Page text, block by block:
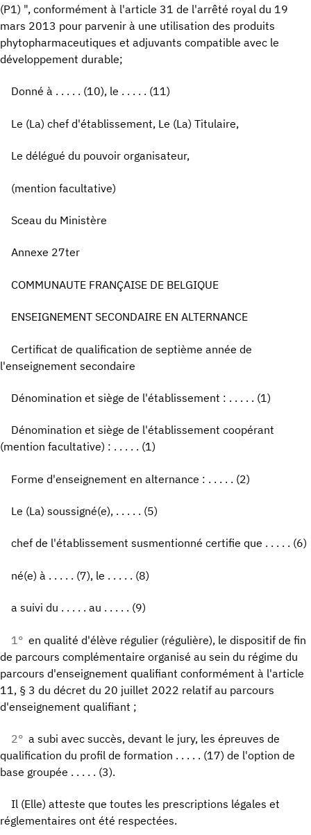
(P1) ", conformément à l'article 31 de l'arrêté royal du 19
mars 2013 pour parvenir à une utilisation des produits
phytopharmaceutiques et adjuvants compatible avec le
développement durable;
Donné à . . . . . (10), le . . . . . (11)
Le (La) chef d'établissement, Le (La) Titulaire,
Le délégué du pouvoir organisateur,
(mention facultative)
Sceau du Ministère
Annexe 27ter
COMMUNAUTE FRANÇAISE DE BELGIQUE
ENSEIGNEMENT SECONDAIRE EN ALTERNANCE
Certificat de qualification de septième année de
l'enseignement secondaire
Dénomination et siège de l'établissement : . . . . . (1)
Dénomination et siège de l'établissement coopérant
(mention facultative) : . . . . . (1)
Forme d'enseignement en alternance : . . . . . (2)
Le (La) soussigné(e), . . . . . (5)
chef de l'établissement susmentionné certifie que . . . . . (6)
né(e) à . . . . . (7), le . . . . . (8)
a suivi du . . . . . au . . . . . (9)
1° en qualité d'élève régulier (régulière), le dispositif de fin
de parcours complémentaire organisé au sein du régime du
parcours d'enseignement qualifiant conformément à l'article
11, § 3 du décret du 20 juillet 2022 relatif au parcours
d'enseignement qualifiant ;
2° a subi avec succès, devant le jury, les épreuves de
qualification du profil de formation . . . . . (17) de l'option de
base groupée . . . . . (3).
Il (Elle) atteste que toutes les prescriptions légales et
réglementaires ont été respectées.